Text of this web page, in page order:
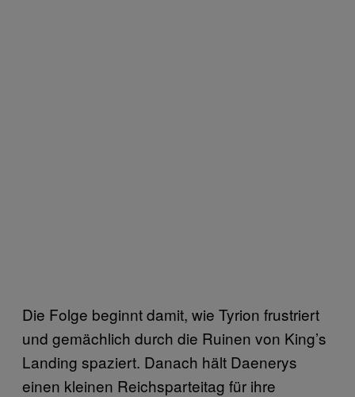
Die Folge beginnt damit, wie Tyrion frustriert
und gemächlich durch die Ruinen von King’s
Landing spaziert. Danach hält Daenerys
einen kleinen Reichsparteitag für ihre